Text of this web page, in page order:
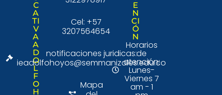
C
A
TI
V
A
A
D
O
L
F
O
H
Cel: +57
3207564654
notificaciones juridicas:
ieadolfohoyos@semmanizales.edu.co
Mapa
E
N
CI
Ó
N
Horarios
de
atención:
Lunes-
Viernes 7
am - 1